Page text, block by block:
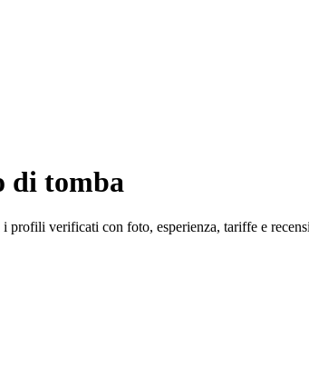
di tomba
verificati con foto, esperienza, tariffe e